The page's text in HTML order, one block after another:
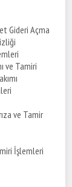
Gideri Açma
ve Tamiri
ve Tamir
İşlemleri